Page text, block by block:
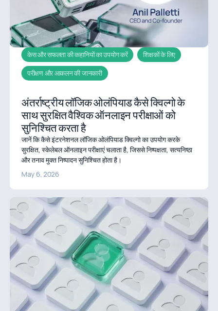
केस और सफलता की कहानियों का उपयोग करें
शिक्षकों के लिए
परीक्षण और आकलन की जानकारी
अंतर्राष्ट्रीय लॉजिक ओलंपियाड कैसे क्विल्गो के
साथ सुरक्षित वैश्विक ऑनलाइन परीक्षाओं को
सुनिश्चित करता है
जानें कि कैसे इंटरनेशनल लॉजिक ओलंपियाड क्विल्गो का उपयोग करके
सुरक्षित, स्केलेबल ऑनलाइन परीक्षाएं चलाता है, जिससे निष्पक्षता, सत्यनिष्ठा
और तनाव मुक्त निष्पादन सुनिश्चित होता है।
May 6, 2026